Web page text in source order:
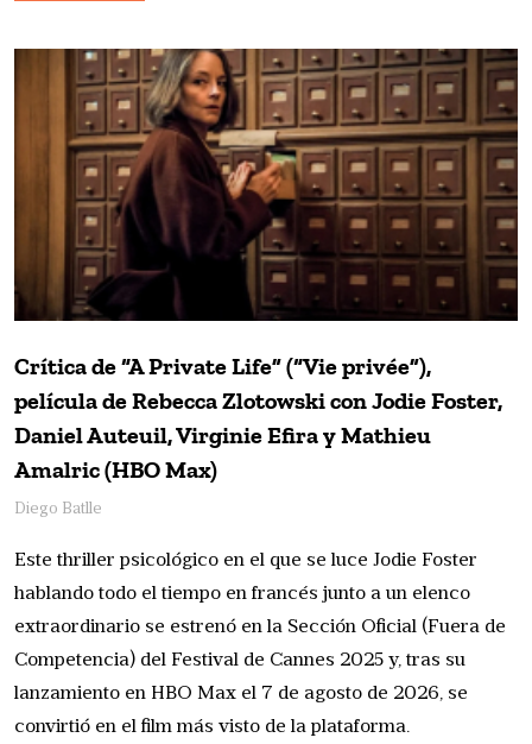
Crítica de “A Private Life” (“Vie privée”),
película de Rebecca Zlotowski con Jodie Foster,
Daniel Auteuil, Virginie Efira y Mathieu
Amalric (HBO Max)
Diego Batlle
Este thriller psicológico en el que se luce Jodie Foster
hablando todo el tiempo en francés junto a un elenco
extraordinario se estrenó en la Sección Oficial (Fuera de
Competencia) del Festival de Cannes 2025 y, tras su
lanzamiento en HBO Max el 7 de agosto de 2026, se
convirtió en el film más visto de la plataforma.